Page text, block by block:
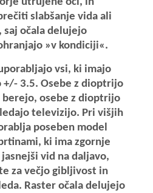
utrujene oči, in
slabšanje vida ali
saj očala delujejo
»v kondiciji«.
vsi, ki imajo
3.5. Osebe z dioptrijo
berejo, osebe z dioptrijo
televizijo. Pri višjih
poseben model
ki ima zgornje
vid na daljavo,
za večjo gibljivost in
Raster očala delujejo